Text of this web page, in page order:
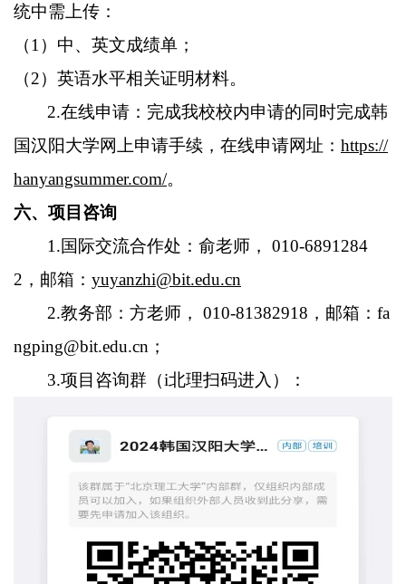
统中需上传：
（1）中、英文成绩单；
（2）英语水平相关证明材料。
2.在线申请：完成我校校内申请的同时完成韩
国汉阳大学网上申请手续，在线申请网址： https://
hanyangsummer.com/。
六、项目咨询
1.国际交流合作处：俞老师， 010-6891284
2，邮箱： yuyanzhi@bit.edu.cn
2.教务部：方老师， 010-81382918，邮箱：fa
ngping@bit.edu.cn；
3.项目咨询群（i北理扫码进入）：